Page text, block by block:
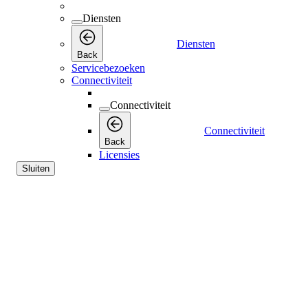
Diensten
Back
Diensten
Servicebezoeken
Connectiviteit
Connectiviteit
Back
Connectiviteit
Licensies
Sluiten